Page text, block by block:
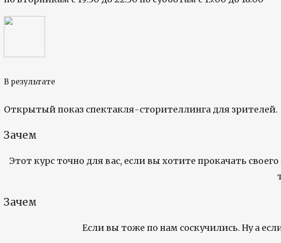
В результате
Открытый показ спектакля-сторителлинга для зрителей.
Зачем
Этот курс точно для вас, если вы хотите прокачать
Зачем
Если вы тоже по нам соскучились. Ну а